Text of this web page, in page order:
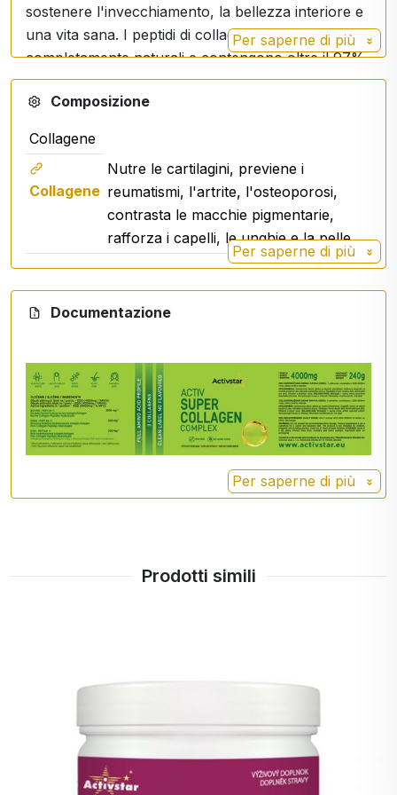
sostenere l'invecchiamento, la bellezza interiore e
una vita sana. I peptidi di collagene di tipo 1 sono
completamente naturali e contengono oltre il 97%
di proteine sotto forma di aminoacidi. I peptidi di
collagene idrolizzati consentono una facile
scienza, Peptan® è il leader del mercato dei peptidi
di collagene.
Ecco i vantaggi del collagene idrolizzato di Peptan:
Elevata biodisponibilità: il collagene idrolizzato
ha molecole più piccole grazie al processo di
idrolisi, che ne facilita l'assorbimento
nell'organismo.
di collagene idrolizzato può contribuire a
migliorare la loro salute e flessibilità.
Miglioramento delle condizioni della pelle: il
collagene è importante per mantenere
L'assunzione di collagene idrolizzato può
contribuire a ridurre le rughe e a migliorare
collagene può contribuire alla forza e alla
Recupero muscolare: i peptidi di collagene
l'attività fisica e aiutare a costruire la massa
muscolare.
Aumentare l'idratazione della pelle: il collagene
Per saperne di più
Composizione
Collagene
Collagene
Nutre le cartilagini, previene i
reumatismi, l'artrite, l'osteoporosi,
contrasta le macchie pigmentarie,
rafforza i capelli, le unghie e la pelle.
Per saperne di più
Documentazione
Per saperne di più
Prodotti simili